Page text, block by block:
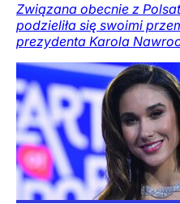
Związana obecnie z
podzieliła się swoimi
prezydenta Karola